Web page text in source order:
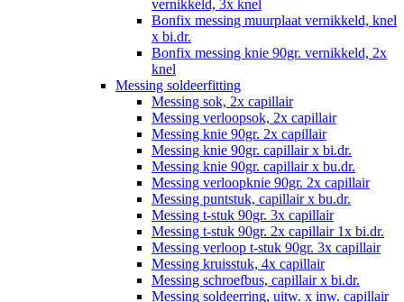
vernikkeld, 3x knel
Bonfix messing muurplaat vernikkeld, knel
x bi.dr.
Bonfix messing knie 90gr. vernikkeld, 2x
knel
Messing soldeerfitting
Messing sok, 2x capillair
Messing verloopsok, 2x capillair
Messing knie 90gr. 2x capillair
Messing knie 90gr. capillair x bi.dr.
Messing knie 90gr. capillair x bu.dr.
Messing verloopknie 90gr. 2x capillair
Messing puntstuk, capillair x bu.dr.
Messing t-stuk 90gr. 3x capillair
Messing t-stuk 90gr. 2x capillair 1x bi.dr.
Messing verloop t-stuk 90gr. 3x capillair
Messing kruisstuk, 4x capillair
Messing schroefbus, capillair x bi.dr.
Messing soldeerring, uitw. x inw. capillair